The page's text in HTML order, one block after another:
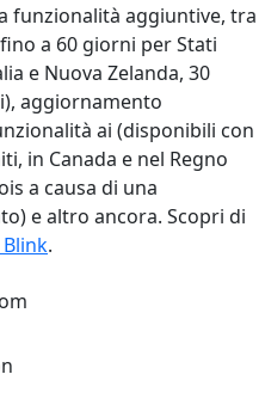
funzionalità aggiuntive, tra
a 60 giorni per Stati
e Nuova Zelanda, 30
aggiornamento
ai (disponibili con
in Canada e nel Regno
a causa di una
e altro ancora. Scopri di
.